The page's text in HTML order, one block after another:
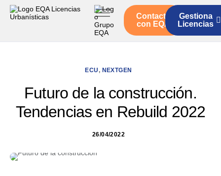
Servicios
Contacto
con EQA
Gestiona
Licencias
ECU, NEXTGEN
Futuro de la construcción.
Tendencias en Rebuild 2022
26/04/2022